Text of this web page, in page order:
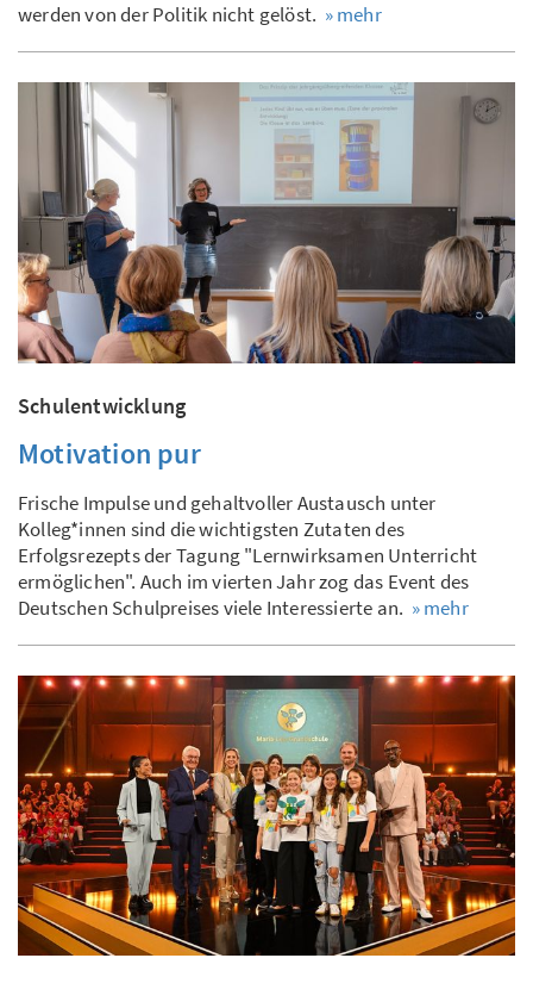
werden von der Politik nicht gelöst. » mehr
Schulentwicklung
Motivation pur
Frische Impulse und gehaltvoller Austausch unter
Kolleg*innen sind die wichtigsten Zutaten des
Erfolgsrezepts der Tagung "Lernwirksamen Unterricht
ermöglichen". Auch im vierten Jahr zog das Event des
Deutschen Schulpreises viele Interessierte an. » mehr